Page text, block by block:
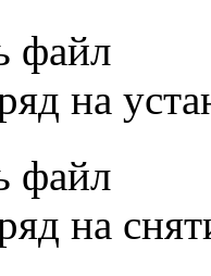
файл
на
файл
на